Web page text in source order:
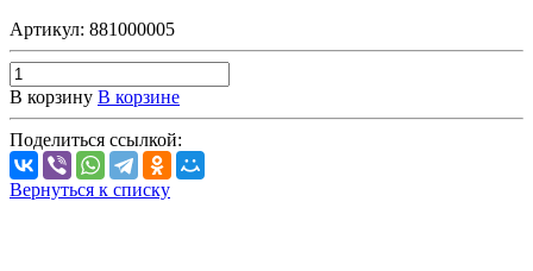
Артикул: 881000005
В корзину В корзине
Поделиться ссылкой:
Вернуться к списку